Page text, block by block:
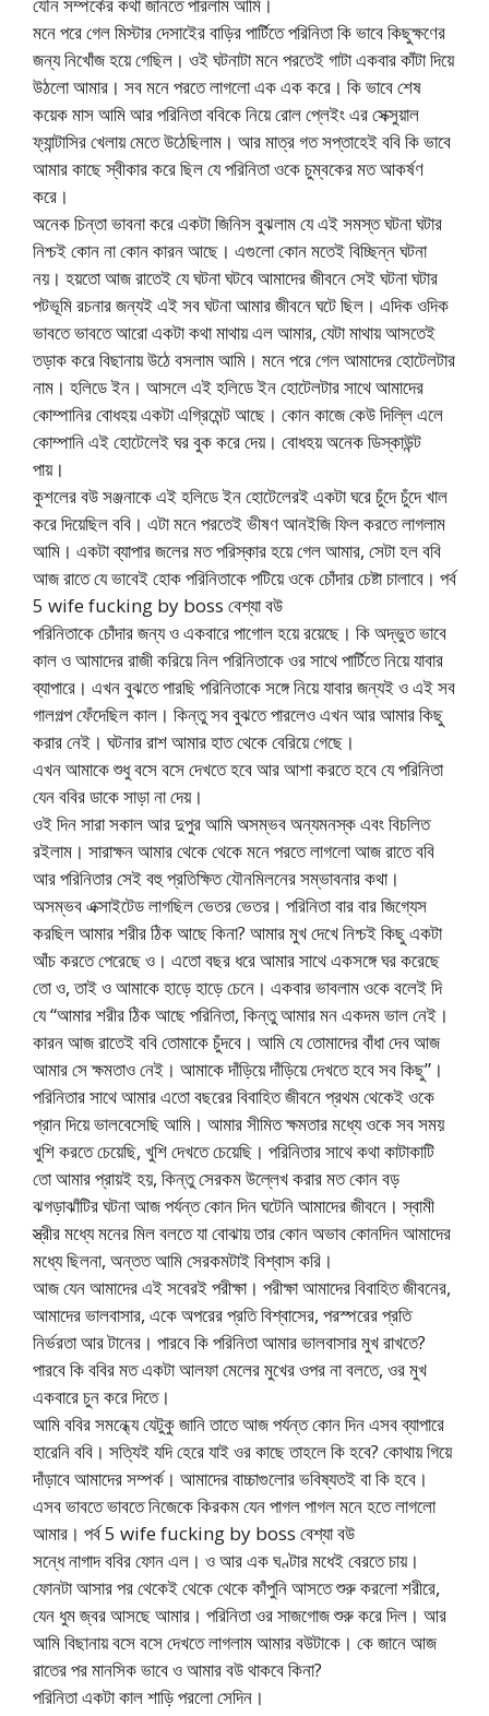
মনে পরে গেল মিস্টার দেসাইের বাড়ির পার্টিতে পরিনিতা কি ভাবে কিছুক্ষণের
জন্য নিখোঁজ হয়ে গেছিল। ওই ঘটনাটা মনে পরতেই গাটা একবার কাঁটা দিয়ে
উঠলো আমার। সব মনে পরতে লাগলো এক এক করে। কি ভাবে শেষ
কয়েক মাস আমি আর পরিনিতা ববিকে নিয়ে রোল প্লেইং এর সেক্সুয়াল
ফ্যান্টাসির খেলায় মেতে উঠেছিলাম। আর মাত্র গত সপ্তাহেই ববি কি ভাবে
আমার কাছে স্বীকার করে ছিল যে পরিনিতা ওকে চুম্বকের মত আকর্ষণ
করে।
অনেক চিন্তা ভাবনা করে একটা জিনিস বুঝলাম যে এই সমস্ত ঘটনা ঘটার
নিশ্চই কোন না কোন কারন আছে। এগুলো কোন মতেই বিচ্ছিন্ন ঘটনা
নয়। হয়তো আজ রাতেই যে ঘটনা ঘটবে আমাদের জীবনে সেই ঘটনা ঘটার
পটভূমি রচনার জন্যই এই সব ঘটনা আমার জীবনে ঘটে ছিল। এদিক ওদিক
ভাবতে ভাবতে আরো একটা কথা মাথায় এল আমার, যেটা মাথায় আসতেই
তড়াক করে বিছানায় উঠে বসলাম আমি। মনে পরে গেল আমাদের হোটেলটার
নাম। হলিডে ইন। আসলে এই হলিডে ইন হোটেলটার সাথে আমাদের
কোম্পানির বোধহয় একটা এগ্রিমেন্ট আছে। কোন কাজে কেউ দিল্লি এলে
কোম্পানি এই হোটেলেই ঘর বুক করে দেয়। বোধহয় অনেক ডিস্কাউন্ট
পায়।
কুশলের বউ সঞ্জনাকে এই হলিডে ইন হোটেলেরই একটা ঘরে চুঁদে চুঁদে খাল
করে দিয়েছিল ববি। এটা মনে পরতেই ভীষণ আনইজি ফিল করতে লাগলাম
আমি। একটা ব্যাপার জলের মত পরিস্কার হয়ে গেল আমার, সেটা হল ববি
আজ রাতে যে ভাবেই হোক পরিনিতাকে পটিয়ে ওকে চোঁদার চেষ্টা চালাবে। পর্ব
5 wife fucking by boss বেশ্যা বউ
পরিনিতাকে চোঁদার জন্য ও একবারে পাগোল হয়ে রয়েছে। কি অদ্ভুত ভাবে
কাল ও আমাদের রাজী করিয়ে নিল পরিনিতাকে ওর সাথে পার্টিতে নিয়ে যাবার
ব্যাপারে। এখন বুঝতে পারছি পরিনিতাকে সঙ্গে নিয়ে যাবার জন্যই ও এই সব
গালগল্প ফেঁদেছিল কাল। কিন্তু সব বুঝতে পারলেও এখন আর আমার কিছু
করার নেই। ঘটনার রাশ আমার হাত থেকে বেরিয়ে গেছে।
এখন আমাকে শুধু বসে বসে দেখতে হবে আর আশা করতে হবে যে পরিনিতা
যেন ববির ডাকে সাড়া না দেয়।
ওই দিন সারা সকাল আর দুপুর আমি অসম্ভব অন্যমনস্ক এবং বিচলিত
রইলাম। সারাক্ষন আমার থেকে থেকে মনে পরতে লাগলো আজ রাতে ববি
আর পরিনিতার সেই বহু প্রতিক্ষিত যৌনমিলনের সম্ভাবনার কথা।
অসম্ভব এক্সাইটেড লাগছিল ভেতর ভেতর। পরিনিতা বার বার জিগ্যেস
করছিল আমার শরীর ঠিক আছে কিনা? আমার মুখ দেখে নিশ্চই কিছু একটা
আঁচ করতে পেরেছে ও। এতো বছর ধরে আমার সাথে একসঙ্গে ঘর করেছে
তো ও, তাই ও আমাকে হাড়ে হাড়ে চেনে। একবার ভাবলাম ওকে বলেই দি
যে “আমার শরীর ঠিক আছে পরিনিতা, কিন্তু আমার মন একদম ভাল নেই।
কারন আজ রাতেই ববি তোমাকে চুঁদবে। আমি যে তোমাদের বাঁধা দেব আজ
আমার সে ক্ষমতাও নেই। আমাকে দাঁড়িয়ে দাঁড়িয়ে দেখতে হবে সব কিছু”।
পরিনিতার সাথে আমার এতো বছরের বিবাহিত জীবনে প্রথম থেকেই ওকে
প্রান দিয়ে ভালবেসেছি আমি। আমার সীমিত ক্ষমতার মধ্যে ওকে সব সময়
খুশি করতে চেয়েছি, খুশি দেখতে চেয়েছি। পরিনিতার সাথে কথা কাটাকাটি
তো আমার প্রায়ই হয়, কিন্তু সেরকম উল্লেখ করার মত কোন বড়
ঝগড়াঝাঁটির ঘটনা আজ পর্যন্ত কোন দিন ঘটেনি আমাদের জীবনে। স্বামী
স্ত্রীর মধ্যে মনের মিল বলতে যা বোঝায় তার কোন অভাব কোনদিন আমাদের
মধ্যে ছিলনা, অন্তত আমি সেরকমটাই বিশ্বাস করি।
আজ যেন আমাদের এই সবেরই পরীক্ষা। পরীক্ষা আমাদের বিবাহিত জীবনের,
আমাদের ভালবাসার, একে অপরের প্রতি বিশ্বাসের, পরস্পরের প্রতি
নির্ভরতা আর টানের। পারবে কি পরিনিতা আমার ভালবাসার মুখ রাখতে?
পারবে কি ববির মত একটা আলফা মেলের মুখের ওপর না বলতে, ওর মুখ
একবারে চুন করে দিতে।
আমি ববির সমন্ধ্যে যেটুকু জানি তাতে আজ পর্যন্ত কোন দিন এসব ব্যাপারে
হারেনি ববি। সত্যিই যদি হেরে যাই ওর কাছে তাহলে কি হবে? কোথায় গিয়ে
দাঁড়াবে আমাদের সম্পর্ক। আমাদের বাচ্চাগুলোর ভবিষ্যতই বা কি হবে।
এসব ভাবতে ভাবতে নিজেকে কিরকম যেন পাগল পাগল মনে হতে লাগলো
আমার। পর্ব 5 wife fucking by boss বেশ্যা বউ
সন্ধে নাগাদ ববির ফোন এল। ও আর এক ঘণ্টার মধেই বেরতে চায়।
ফোনটা আসার পর থেকেই থেকে থেকে কাঁপুনি আসতে শুরু করলো শরীরে,
যেন ধুম জ্বর আসছে আমার। পরিনিতা ওর সাজগোজ শুরু করে দিল। আর
আমি বিছানায় বসে বসে দেখতে লাগলাম আমার বউটাকে। কে জানে আজ
রাতের পর মানসিক ভাবে ও আমার বউ থাকবে কিনা?
পরিনিতা একটা কাল শাড়ি পরলো সেদিন।